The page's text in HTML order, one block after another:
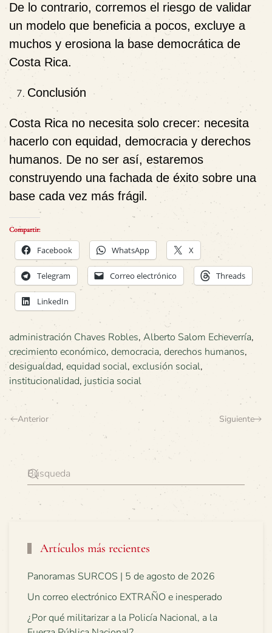
De lo contrario, corremos el riesgo de validar
un modelo que beneficia a pocos, excluye a
muchos y erosiona la base democrática de
Costa Rica.
Conclusión
Costa Rica no necesita solo crecer: necesita
hacerlo con equidad, democracia y derechos
humanos. De no ser así, estaremos
construyendo una fachada de éxito sobre una
base cada vez más frágil.
Compartir:
Facebook WhatsApp X
Telegram Correo electrónico Threads
LinkedIn
administración Chaves Robles, Alberto Salom Echeverría,
crecimiento económico, democracia, derechos humanos,
desigualdad, equidad social, exclusión social,
institucionalidad, justicia social
Anterior Siguiente
Artículos más recientes
Panoramas SURCOS | 5 de agosto de 2026
Un correo electrónico EXTRAÑO e inesperado
¿Por qué militarizar a la Policía Nacional, a la